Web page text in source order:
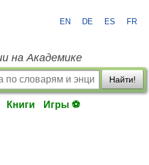
EN DE ES FR
на Академике
Найти!
Книги Игры ⚽